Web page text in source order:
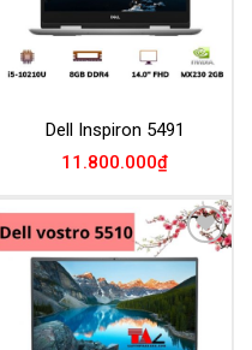
Dell Inspiron 5491
11.800.000₫
Add to
Wishlist